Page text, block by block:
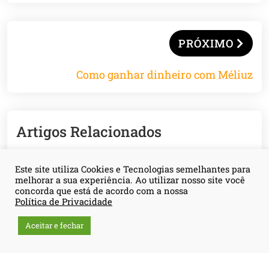
PRÓXIMO
Como ganhar dinheiro com Méliuz
Artigos Relacionados
Este site utiliza Cookies e Tecnologias semelhantes para
melhorar a sua experiência. Ao utilizar nosso site você
concorda que está de acordo com a nossa
Política de Privacidade
Aceitar e fechar